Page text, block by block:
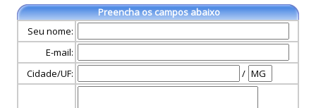
Preencha os campos abaixo
Seu nome:
E-mail:
Cidade/UF:
/